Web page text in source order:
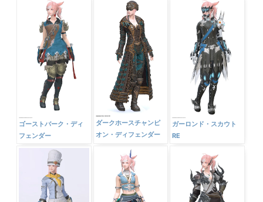
ゴーストバーク・ディ
フェンダー
ダークホースチャンピ
オン・ディフェンダー
ガーロンド・スカウト
RE